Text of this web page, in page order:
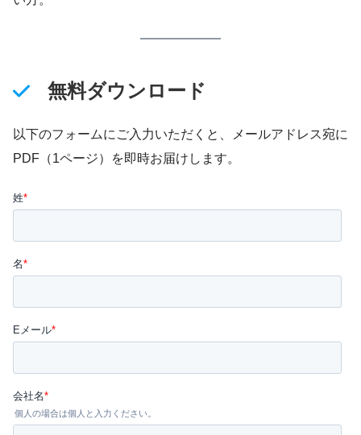
無料ダウンロード
以下のフォームにご入力いただくと、メールアドレス宛に
PDF（1ページ）を即時お届けします。